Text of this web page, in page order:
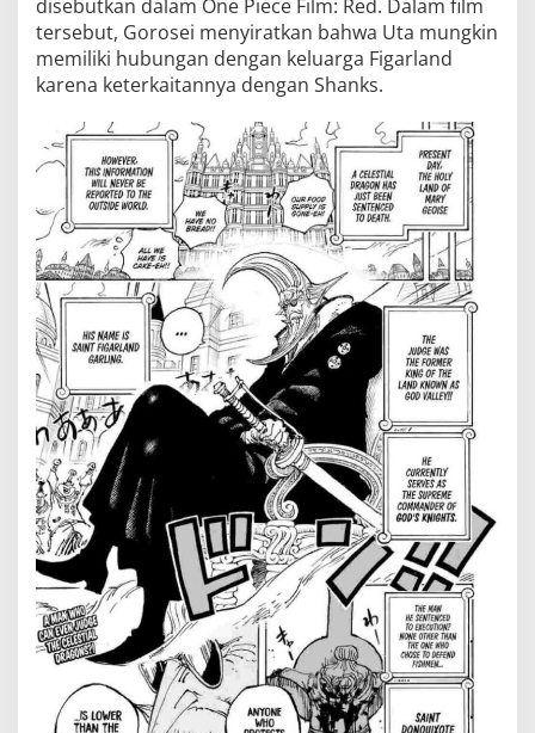
disebutkan dalam One Piece Film: Red. Dalam film
tersebut, Gorosei menyiratkan bahwa Uta mungkin
memiliki hubungan dengan keluarga Figarland
karena keterkaitannya dengan Shanks.